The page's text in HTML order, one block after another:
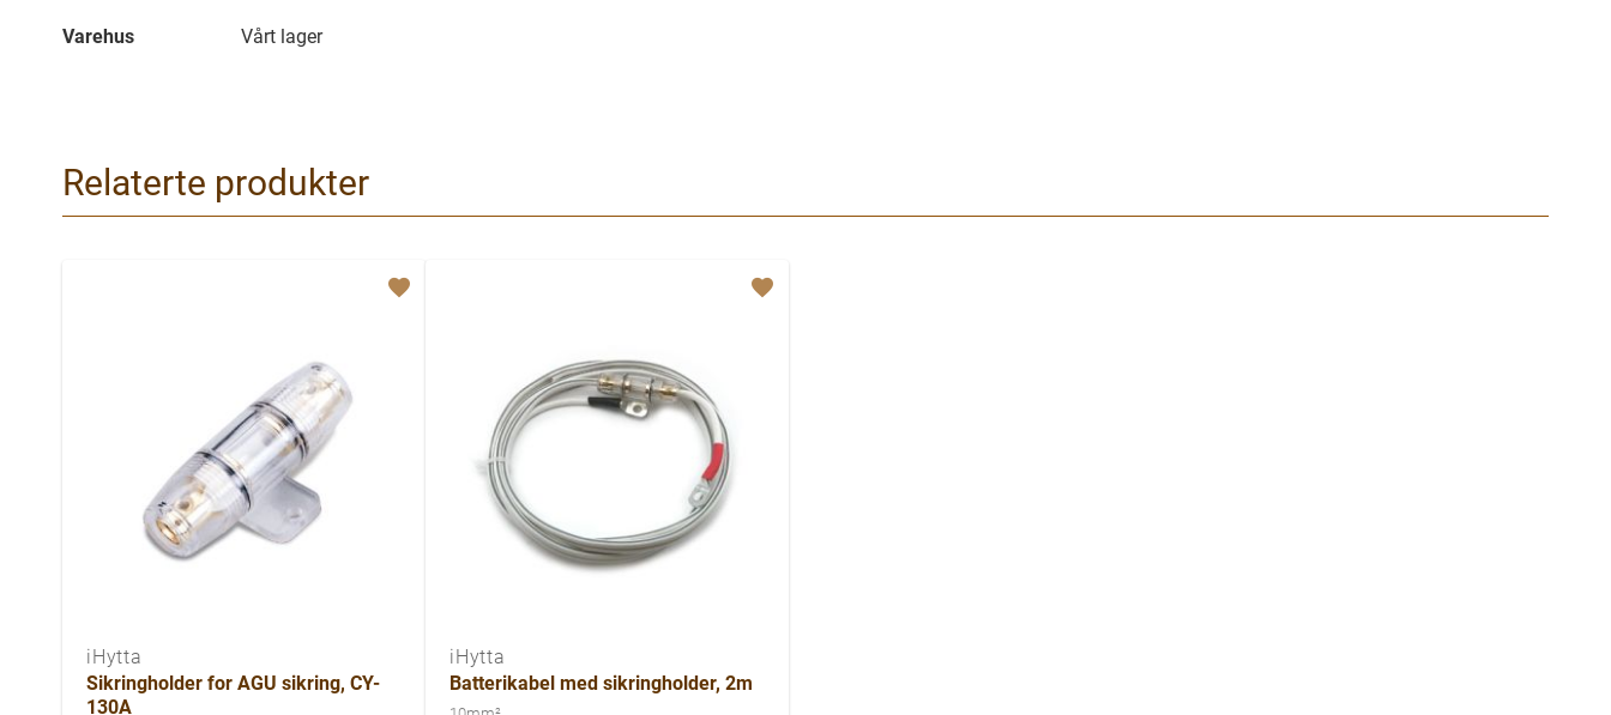
Varehus Vårt lager
Relaterte produkter
iHytta
Sikringholder for AGU sikring, CY-
130A
iHytta
Batterikabel med sikringholder, 2m